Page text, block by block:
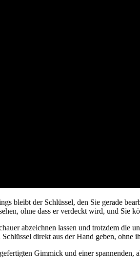
bleibt der Schlüssel, den Sie gerade
ohne dass er verdeckt wird, und Sie
abzeichnen lassen und trotzdem
direkt aus der Hand geben, ohne
Gimmick und einer